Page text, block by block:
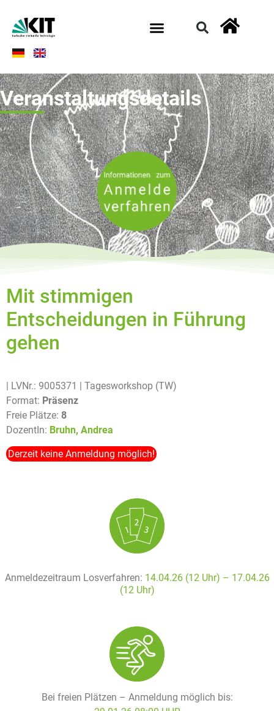
Veranstaltungsdetails
Mit stimmigen
Entscheidungen in Führung
gehen
| LVNr.: 9005371
| Tagesworkshop (TW)
Format: Präsenz
Freie Plätze: 8
DozentIn: Bruhn, Andrea
Derzeit keine Anmeldung möglich!
Anmeldezeitraum Losverfahren: 14.04.26 (12 Uhr) – 17.04.26
(12 Uhr)
Bei freien Plätzen – Anmeldung möglich bis: